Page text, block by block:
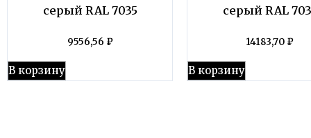
серый RAL 7035
9556,56 ₽
В корзину
серый RAL
14183,70 ₽
В корзину